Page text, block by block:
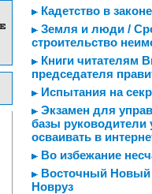
Кадетство в законе
Земля и люди /
строительство
Книги читателям
председателя
Испытания на
Экзамен для
базы
осваивать в
Во избежание
Восточный Новый
Новруз